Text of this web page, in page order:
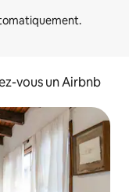
vous un Airbnb